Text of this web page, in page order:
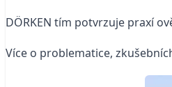
DÖRKEN tím potvrzuje praxí
Více o problematice,